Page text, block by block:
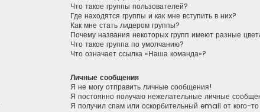
Что такое группы пользователей?
Где находятся группы и как мне вступить в них?
Как мне стать лидером группы?
Почему названия некоторых групп имеют разные
Что такое группа по умолчанию?
Что означает ссылка «Наша команда»?
Личные сообщения
Я не могу отправить личные сообщения!
Я постоянно получаю нежелательные личные
Я получил спам или оскорбительный email от кого-